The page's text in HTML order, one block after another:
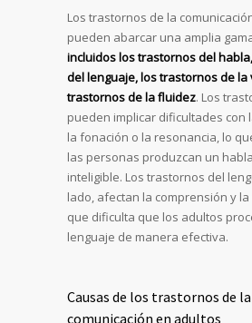
Los trastornos de la
pueden abarcar una amplia
incluidos los trastornos del
del lenguaje, los trastornos de la
trastornos de la fluidez. Los
pueden implicar dificultades con
la fonación o la resonancia, lo
las personas produzcan un
inteligible. Los trastornos del
lado, afectan la comprensión y
que dificulta que los adultos
lenguaje de manera efectiva.
Causas de los trastornos de la
comunicación en adultos